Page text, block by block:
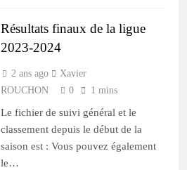
Résultats finaux de la ligue
2023-2024
2 ans ago
Xavier
ROUCHON
0 1 mins
Le fichier de suivi général et le
classement depuis le début de la
saison est : Vous pouvez également
le…